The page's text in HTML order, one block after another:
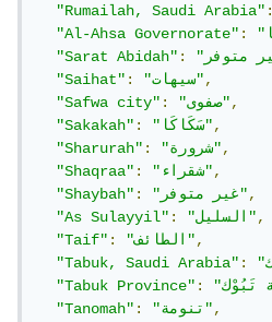
"Rumailah, Saudi Arabia":
"Al-Ahsa Governorate":
"Sarat Abidah":
"Saihat": "سيهات",
"Safwa city": "صفوى",
"Sakakah": "سَكَاكَا",
"Sharurah": "شرورة",
"Shaqraa": "شقراء",
"Shaybah": "غير متوفر",
"As Sulayyil": "السليل",
"Taif": "الطائف",
"Tabuk, Saudi Arabia":
"Tabuk Province":
"Tanomah": "تنومة",